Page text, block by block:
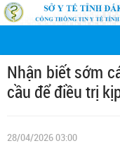
Nhận biết sớm
cầu để điều trị
28/04/2026 03:00